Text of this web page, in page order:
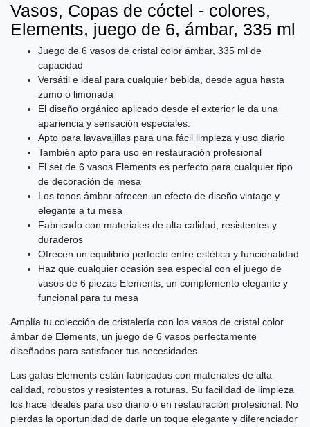
Vasos, Copas de cóctel - colores,
Elements, juego de 6, ámbar, 335 ml
Juego de 6 vasos de cristal color ámbar, 335 ml de
capacidad
Versátil e ideal para cualquier bebida, desde agua hasta
zumo o limonada
El diseño orgánico aplicado desde el exterior le da una
apariencia y sensación especiales.
Apto para lavavajillas para una fácil limpieza y uso diario
También apto para uso en restauración profesional
El set de 6 vasos Elements es perfecto para cualquier tipo
de decoración de mesa
Los tonos ámbar ofrecen un efecto de diseño vintage y
elegante a tu mesa
Fabricado con materiales de alta calidad, resistentes y
duraderos
Ofrecen un equilibrio perfecto entre estética y funcionalidad
Haz que cualquier ocasión sea especial con el juego de
vasos de 6 piezas Elements, un complemento elegante y
funcional para tu mesa
Amplía tu colección de cristalería con los vasos de cristal color
ámbar de Elements, un juego de 6 vasos perfectamente
diseñados para satisfacer tus necesidades.
Las gafas Elements están fabricadas con materiales de alta
calidad, robustos y resistentes a roturas. Su facilidad de limpieza
los hace ideales para uso diario o en restauración profesional. No
pierdas la oportunidad de darle un toque elegante y diferenciador